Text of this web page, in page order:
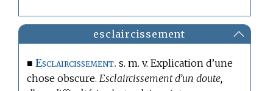
esclaircissement
■Esclaircissement. s. m. v. Explication d’une
chose obscure.Esclaircissement d’un doute,